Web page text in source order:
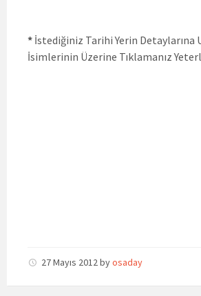
* İstediğiniz Tarihi Yerin Detaylarına
İsimlerinin Üzerine Tıklamanız
27 Mayıs 2012byosaday